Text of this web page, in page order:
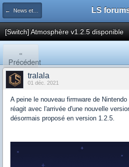
← News et actualités postées sur LS LS
[Switch] Atmosphère v1.2.5 disponible
«
Précédent
tralala
01 déc. 2021
A peine le nouveau firmware de
réagit avec l'arrivée d'une nouvelle
désormais proposé en version 1.2.5.